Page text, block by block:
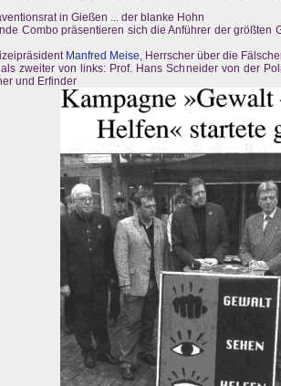
in Gießen ... der blanke Hohn
Combo präsentieren sich die Anführer der größten
Manfred Meise, Herrscher über die
zweiter von links: Prof. Hans Schneider von der
und Erfinder